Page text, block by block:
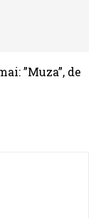
”Muza”, de